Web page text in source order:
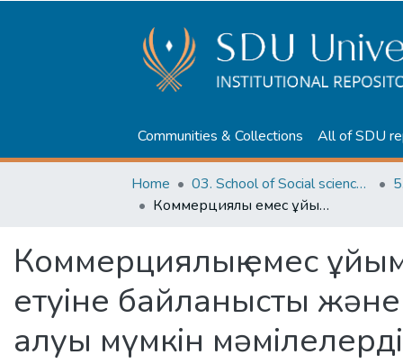
Communities & Collections All of SDU
Home 03. School of Social sciences, Business and Law
Коммерциялық емес ұйымдардың өз мүлкіне билік етуіне байланысты және мүдделер қайшылығы орын алуы мүмкін мәмілелерді жасау ерекшеліктері
Коммерциялық емес
етуіне байланысты
алуы мүмкін